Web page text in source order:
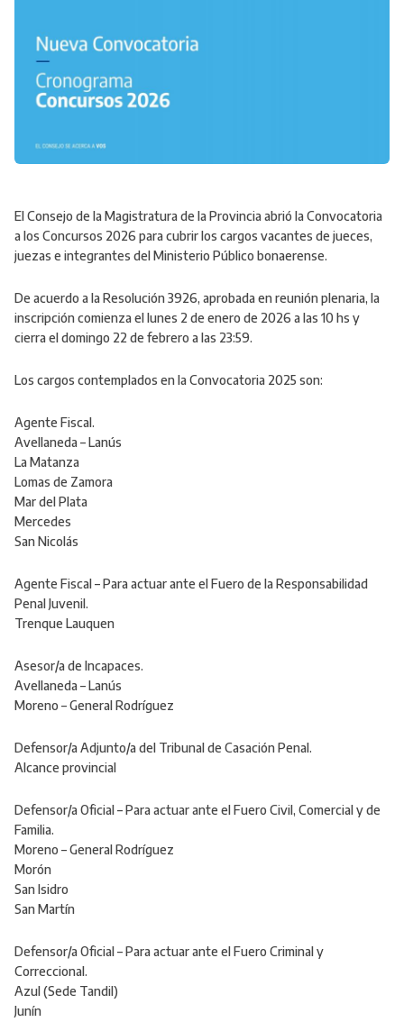
El Consejo de la Magistratura de la Provincia abrió la Convocatoria
a los Concursos 2026 para cubrir los cargos vacantes de jueces,
juezas e integrantes del Ministerio Público bonaerense.
De acuerdo a la Resolución 3926, aprobada en reunión plenaria, la
inscripción comienza el lunes 2 de enero de 2026 a las 10 hs y
cierra el domingo 22 de febrero a las 23:59.
Los cargos contemplados en la Convocatoria 2025 son:
Agente Fiscal.
Avellaneda – Lanús
La Matanza
Lomas de Zamora
Mar del Plata
Mercedes
San Nicolás
Agente Fiscal – Para actuar ante el Fuero de la Responsabilidad
Penal Juvenil.
Trenque Lauquen
Asesor/a de Incapaces.
Avellaneda – Lanús
Moreno – General Rodríguez
Defensor/a Adjunto/a del Tribunal de Casación Penal.
Alcance provincial
Defensor/a Oficial – Para actuar ante el Fuero Civil, Comercial y de
Familia.
Moreno – General Rodríguez
Morón
San Isidro
San Martín
Defensor/a Oficial – Para actuar ante el Fuero Criminal y
Correccional.
Azul (Sede Tandil)
Junín